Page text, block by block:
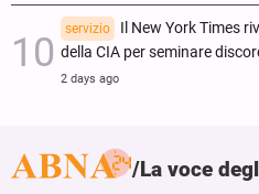
servizio
Il New York Times
della CIA per seminare
2 days ago
La voce